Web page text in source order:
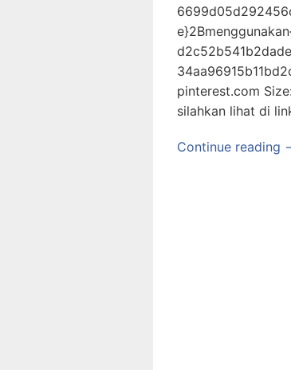
pinterest.com
silahkan lihat di
Continue reading